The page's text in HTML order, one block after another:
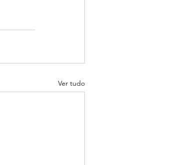
Ver tudo